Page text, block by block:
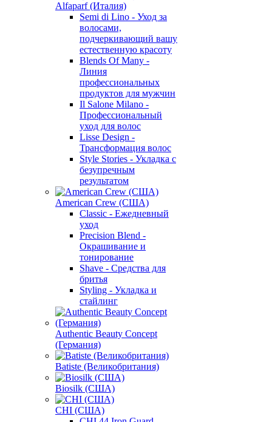
Alfaparf (Италия)
Semi di Lino - Уход за
волосами,
подчеркивающий вашу
естественную красоту
Blends Of Many -
Линия
профессиональных
продуктов для мужчин
Il Salone Milano -
Профессиональный
уход для волос
Lisse Design -
Трансформация волос
Style Stories - Укладка с
безупречным
результатом
American Crew (США)
Classic - Ежедневный
уход
Precision Blend -
Окрашивание и
тонирование
Shave - Средства для
бритья
Styling - Укладка и
стайлинг
Authentic Beauty Concept
(Германия)
Batiste (Великобритания)
Biosilk (США)
CHI (США)